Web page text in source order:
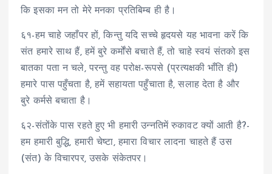
कि इसका मन तो मेरे मनका प्रतिबिम्ब ही है।
६१-हम चाहे जहाँपर हों, किन्तु यदि सच्चे हृदयसे यह भावना करें कि
संत हमारे साथ हैं, हमें बुरे कर्मोंसे बचाते हैं, तो चाहे स्वयं संतको इस
बातका पता न चले, परन्तु वह परोक्ष-रूपसे (प्रत्यक्षकी भाँति ही)
हमारे पास पहुँचता है, हमें सहायता पहुँचाता है, सलाह देता है और
बुरे कर्मसे बचाता है।
६२-संतोंके पास रहते हुए भी हमारी उन्नतिमें रुकावट क्यों आती है?-
हम हमारी बुद्धि, हमारी चेष्टा, हमारा विचार लादना चाहते हैं उस
(संत) के विचारपर, उसके संकेतपर।